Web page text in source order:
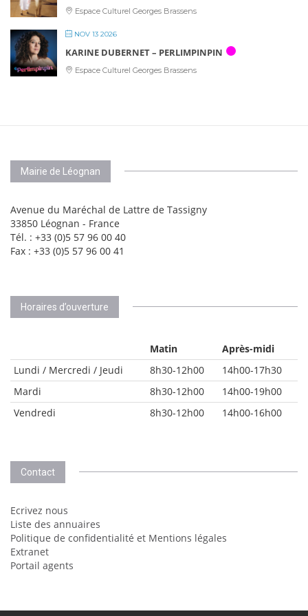
Espace Culturel Georges Brassens
NOV 13 2026
KARINE DUBERNET – PERLIMPINPIN
Espace Culturel Georges Brassens
Mairie de Léognan
Avenue du Maréchal de Lattre de Tassigny
33850 Léognan - France
Tél. : +33 (0)5 57 96 00 40
Fax : +33 (0)5 57 96 00 41
Horaires d’ouverture
Matin
Après-midi
Lundi / Mercredi / Jeudi
8h30-12h00
14h00-17h30
Mardi
8h30-12h00
14h00-19h00
Vendredi
8h30-12h00 14h00-16h00
Contact
Ecrivez nous
Liste des annuaires
Politique de confidentialité et Mentions légales
Extranet
Portail agents